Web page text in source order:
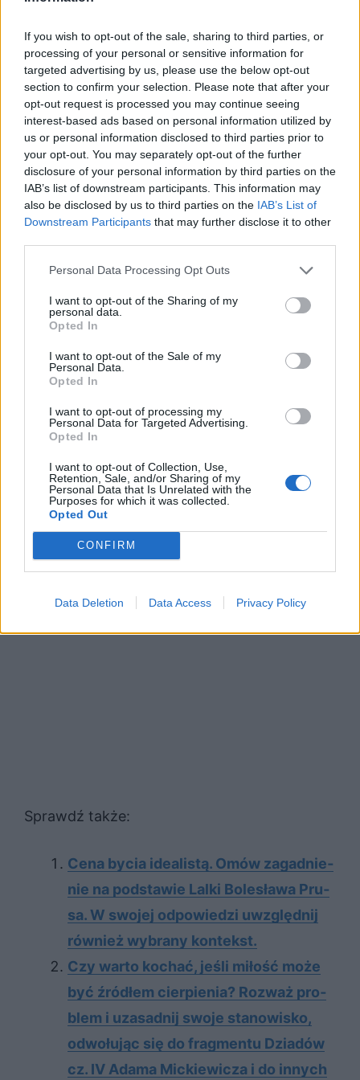
If you wish to opt-out of the sale, sharing to third parties, or
processing of your personal or sensitive information for
targeted advertising by us, please use the below opt-out
section to confirm your selection. Please note that after your
opt-out request is processed you may continue seeing
interest-based ads based on personal information utilized by
us or personal information disclosed to third parties prior to
your opt-out. You may separately opt-out of the further
disclosure of your personal information by third parties on the
IAB’s list of downstream participants. This information may
also be disclosed by us to third parties on the IAB’s List of
Downstream Participants that may further disclose it to other
Personal Data Processing Opt Outs
I want to opt-out of the Sharing of my
personal data.
Opted In
I want to opt-out of the Sale of my
Personal Data.
Opted In
I want to opt-out of processing my
Personal Data for Targeted Advertising.
Opted In
I want to opt-out of Collection, Use,
Retention, Sale, and/or Sharing of my
Personal Data that Is Unrelated with the
Purposes for which it was collected.
Opted Out
CONFIRM
Data Deletion Data Access Privacy Policy
Mickiewicz w wizji księdza Piotra zawarł się
profetyczne przewidywania dotyczące
okoliczności, w jakich Polska odzyska
utraconą wolność. Miało się to wydarzyć po
przyjęciu na siebie ogromnego cierpienia,
które później powinno było zostać Polsce
wynagrodzone. Bardzo ważną rolę odgrywał
przeznaczony do wyższego celu, biorący na
działo się z cierpiącym narodem polskim
nastąpić zmartwychwstanie jego ojczyzny i
Sprawdź także:
Cena by­cia ide­ali­stą. Omów za­gad­nie­
nie na pod­sta­wie Lal­ki Bo­le­sła­wa Pru­
sa. W swo­jej od­po­wie­dzi uwzględ­nij
rów­nież wy­bra­ny kon­tekst.
Czy war­to ko­chać, je­śli mi­łość może
być źró­dłem cier­pie­nia? Roz­waż pro­
blem i uza­sad­nij swo­je sta­no­wi­sko,
od­wo­łu­jąc się do frag­men­tu Dziadów
cz. IV Adama Mickiewicza i do in­nych